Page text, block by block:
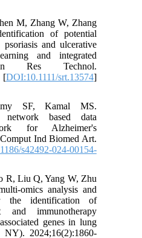
M, Zhang W, Zhang
of potential
psoriasis and ulcerative
and integrated
Res Technol.
[DOI:10.1111/srt.13574
SF, Kamal MS.
network based data
for Alzheimer's
Comput Ind Biomed Art.
s42492-024-00154-
R, Liu Q, Yang W, Zhu
omics analysis and
the identification of
and immunotherapy
genes in lung
NY). 2024;16(2):1860-